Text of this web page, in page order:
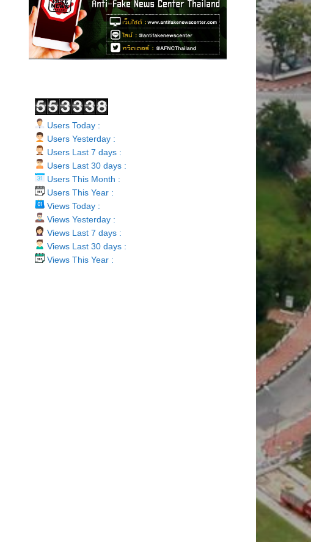
Users Today :
Users Yesterday :
Users Last 7 days :
Users Last 30 days :
Users This Month :
Users This Year :
Views Today :
Views Yesterday :
Views Last 7 days :
Views Last 30 days :
Views This Year :